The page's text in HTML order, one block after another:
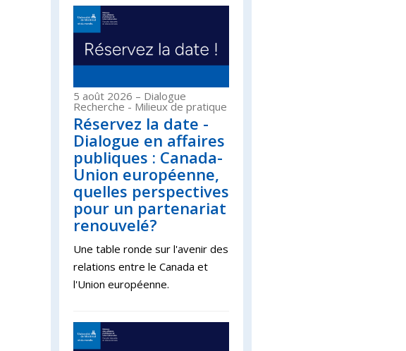
5 août 2026 – Dialogue
Recherche - Milieux de pratique
Réservez la date -
Dialogue en affaires
publiques : Canada-
Union européenne,
quelles perspectives
pour un partenariat
renouvelé?
Une table ronde sur l'avenir des
relations entre le Canada et
l'Union européenne.